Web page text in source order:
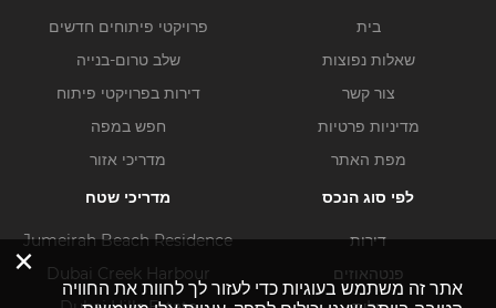
בית
שאלות נפוצות
צור קשר
מדיניות פרטיות
מפת האתר
פרויקטי פיתוחים חדשים
שלב טרום-בנייה
דירות בפרויקטי פיתוח
חפש במפה
מדריכי אזור
לפי סוג הנכס
דירות
פנטהאוזים
מדריכי שטח
Jumeirah Beach Residence
Dubai Creek Harbour
×
אתר זה משתמש בעוגיות כדי לעזור לך לחוות את החוויה